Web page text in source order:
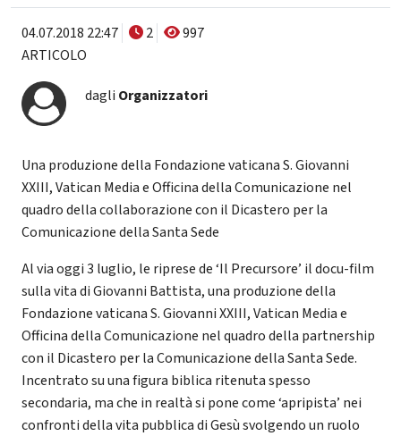
04.07.2018 22:47 2
997
ARTICOLO
dagli Organizzatori
Una produzione della Fondazione vaticana S. Giovanni
XXIII, Vatican Media e Officina della Comunicazione nel
quadro della collaborazione con il Dicastero per la
Comunicazione della Santa Sede
Al via oggi 3 luglio, le riprese de ‘Il Precursore’ il docu-film
sulla vita di Giovanni Battista, una produzione della
Fondazione vaticana S. Giovanni XXIII, Vatican Media e
Officina della Comunicazione nel quadro della partnership
con il Dicastero per la Comunicazione della Santa Sede.
Incentrato su una figura biblica ritenuta spesso
secondaria, ma che in realtà si pone come ‘apripista’ nei
confronti della vita pubblica di Gesù svolgendo un ruolo